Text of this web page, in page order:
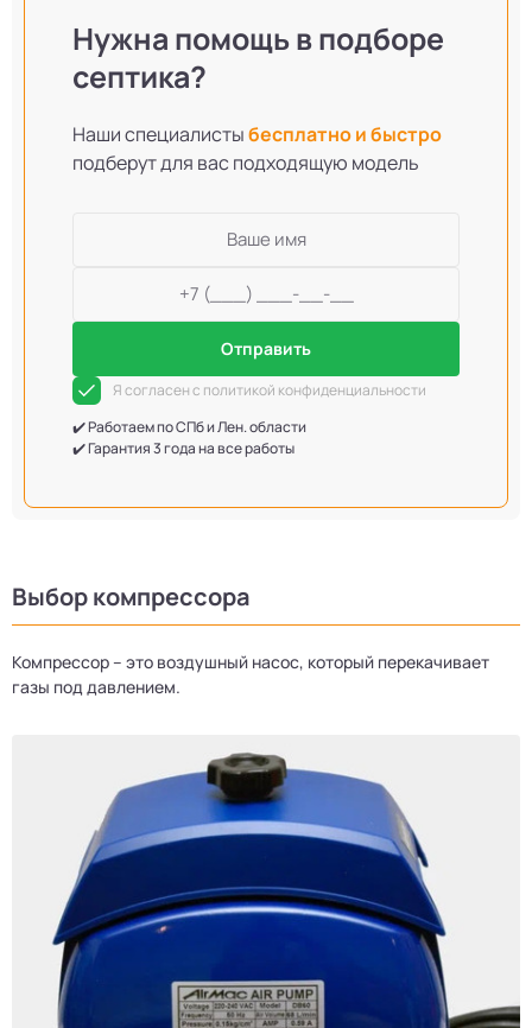
Нужна помощь в подборе
септика?
Наши специалистыбесплатно и быстро
подберут для вас подходящую модель
Отправить
Я согласен с политикой конфиденциальности
✔️ Работаем по СПб и Лен. области
✔️ Гарантия 3 года на все работы
Выбор компрессора
Компрессор – это воздушный насос, который перекачивает
газы под давлением.